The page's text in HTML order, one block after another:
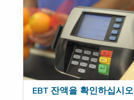
EBT 잔액을 확인하십시오